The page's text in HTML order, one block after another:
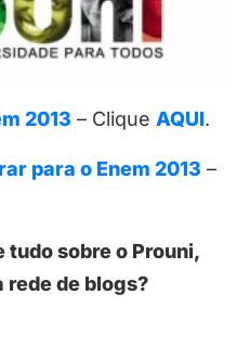
2013 – Clique AQUI.
para o Enem 2013 –
tudo sobre o Prouni,
rede de blogs?